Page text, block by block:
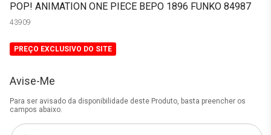
POP! ANIMATION ONE PIECE BEPO 1896 FUNKO 84987
43909
PREÇO EXCLUSIVO DO SITE
Avise-Me
Para ser avisado da disponibilidade deste Produto, basta preencher os
campos abaixo.